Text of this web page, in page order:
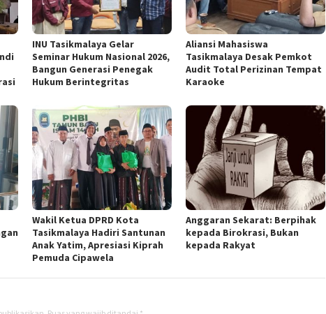
INU Tasikmalaya Gelar
Seminar Hukum Nasional 2026,
Bangun Generasi Penegak
Hukum Berintegritas
Aliansi Mahasiswa
Tasikmalaya Desak Pemkot
Audit Total Perizinan Tempat
Karaoke
Wakil Ketua DPRD Kota
Tasikmalaya Hadiri Santunan
Anak Yatim, Apresiasi Kiprah
Pemuda Cipawela
Anggaran Sekarat: Berpihak
kepada Birokrasi, Bukan
kepada Rakyat